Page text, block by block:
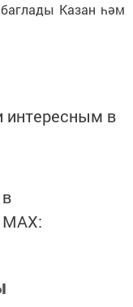
Казан һәм
в